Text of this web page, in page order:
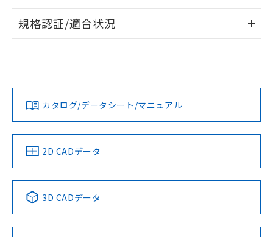
端子配置
ログイン/会員登録
ダウンロードデータをご利用いただく前に、以下を必ずお読
みください。
ソフトウェアの使用条件
EU RoHS 注意事項・凡例
対応済み
中国 RoHS 注意事項・凡例
Pb Hg Cd Cr(VI)
規格認証/適合状況
LR型式承認
（イギリス
船舶規格）
DNV型式承認
（ノルウェー
BV型式承認
（フランス
KR型式
（韓国
No No No No
この製品の規格認証/適合状況ページへ
その他の認証はこちらのページからご検索ください
カタログ/データシート/マニュアル
2D CADデータ
3D CADデータ